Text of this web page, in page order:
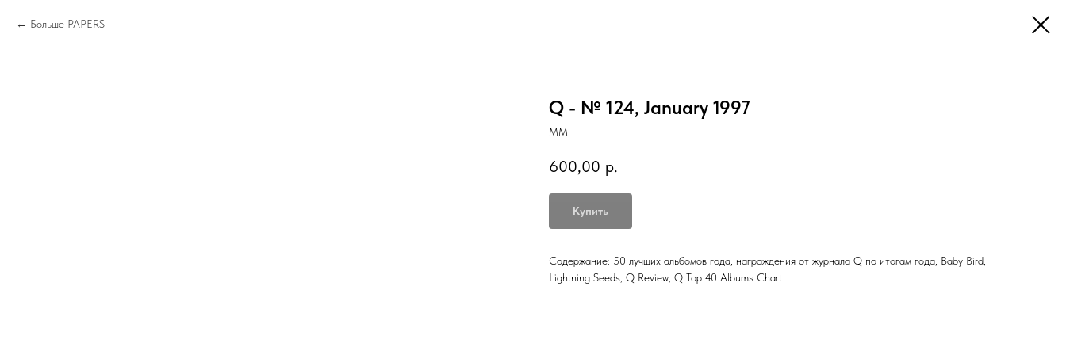
Больше PAPERS
Q - № 124, January 1997
MM
600,00 р.
Купить
Содержание: 50 лучших альбомов года, награждения от журнала Q по итогам года, Baby Bird,
Lightning Seeds, Q Review, Q Top 40 Albums Chart